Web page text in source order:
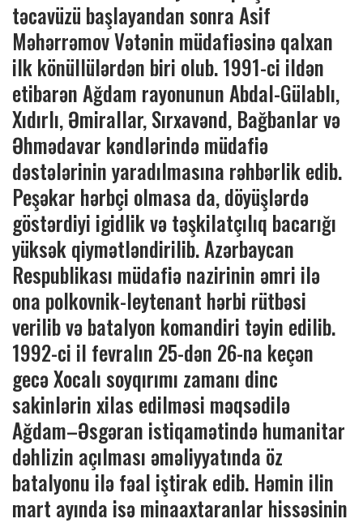
təcavüzü başlayandan sonra Asif
Məhərrəmov Vətənin müdafiəsinə qalxan
ilk könüllülərdən biri olub. 1991-ci ildən
etibarən Ağdam rayonunun Abdal-Gülablı,
Xıdırlı, Əmirallar, Sırxavənd, Bağbanlar və
Əhmədavar kəndlərində müdafiə
dəstələrinin yaradılmasına rəhbərlik edib.
Peşəkar hərbçi olmasa da, döyüşlərdə
göstərdiyi igidlik və təşkilatçılıq bacarığı
yüksək qiymətləndirilib. Azərbaycan
Respublikası müdafiə nazirinin əmri ilə
ona polkovnik-leytenant hərbi rütbəsi
verilib və batalyon komandiri təyin edilib.
1992-ci il fevralın 25-dən 26-na keçən
gecə Xocalı soyqırımı zamanı dinc
sakinlərin xilas edilməsi məqsədilə
Ağdam–Əsgəran istiqamətində humanitar
dəhlizin açılması əməliyyatında öz
batalyonu ilə fəal iştirak edib. Həmin ilin
mart ayında isə minaaxtaranlar hissəsinin